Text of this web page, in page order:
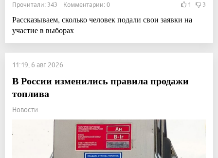
Прочитали: 343 Комментарии: 0 1 3
Рассказываем, сколько человек подали свои заявки на
участие в выборах
11:19, 6 авг 2026
В России изменились правила продажи
топлива
Новости